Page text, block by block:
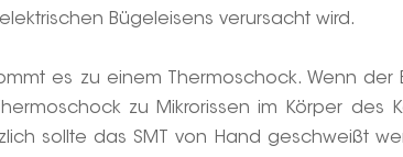
Bügeleisens verursacht wird.
es zu einem Thermoschock. Wenn
zu Mikrorissen im Körper des
sollte das SMT von Hand geschweißt